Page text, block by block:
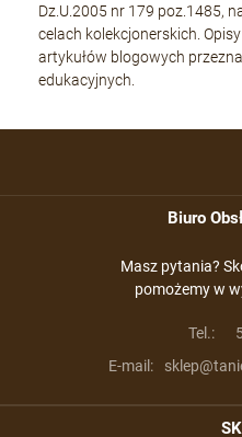
Dz.U.2005 nr 179 poz.1485,
celach kolekcjonerskich.
artykułów blogowych
edukacyjnych.
Biuro
Masz pytania?
pomożemy w
Tel.:
E-mail: